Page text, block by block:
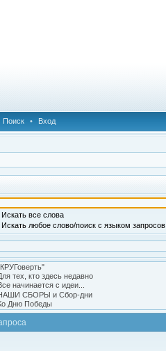
Поиск • Вход
Искать все слова
Искать любое слово/поиск с языком запросов